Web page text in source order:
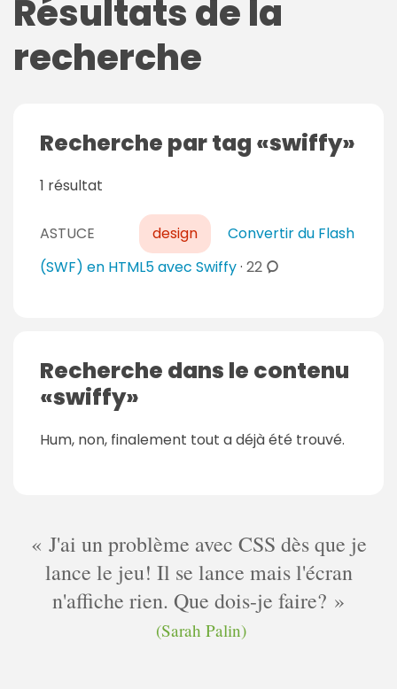
Résultats de la
recherche
Recherche par tag swiffy
1 résultat
ASTUCE design
Convertir du Flash
(SWF) en HTML5 avec Swiffy· 22c
n
i
Recherche dans le contenu
swiffy
Hum, non, finalement tout a déjà été trouvé.
J'ai un problème avec CSS dès que je
lance le jeu! Il se lance mais l'écran
n'affiche rien. Que dois-je faire?
(Sarah Palin)